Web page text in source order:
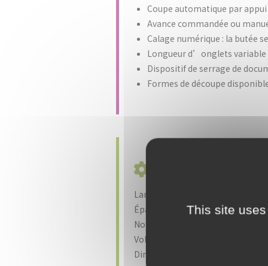
Coupe automatique par
Avance commandée ou
Calage numérique : la butée
Longueur d’onglets
Dispositif de serrage de
Formes de découpe
Largeur de coupe : 320 mm
Épaisseur de coupe : jusqu’à
Nombre d’onglets : de 2 à 31
Voltage : 120 / 240 V – 1 ph
Dimensions : 700 x 570 x 420 mm
This site